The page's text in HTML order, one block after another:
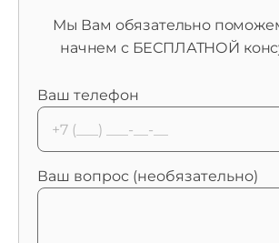
Мы Вам обязательно
начнем с БЕСПЛАТНОЙ
Ваш телефон
Ваш вопрос (необязательно)